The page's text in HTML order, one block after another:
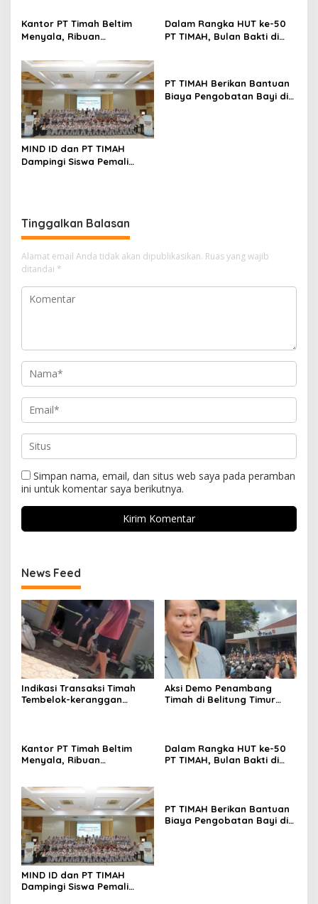
Diterbitkan
Kantor PT Timah Beltim
Menyala, Ribuan
Pemerintah Jangan Tutup
Mata
Dalam Rangka HUT ke-50
PT TIMAH, Bulan Bakti di
MIND ID dan PT TIMAH
Dampingi Siswa Pemali
PT TIMAH Berikan Bantuan
Biaya Pengobatan Bayi di
Tinggalkan Balasan
Alamat email Anda tidak akan dipublikasikan. Ruas yang wajib
ditandai *
Simpan nama, email, dan situs web saya pada peramban
ini untuk komentar saya berikutnya.
News Feed
Indikasi Transaksi Timah
Tembelok-keranggan
Aksi Demo Penambang
Timah di Belitung Timur
Diterbitkan
Kantor PT Timah Beltim
Menyala, Ribuan
Mata
Dalam Rangka HUT ke-50
PT TIMAH, Bulan Bakti di
MIND ID dan PT TIMAH
Dampingi Siswa Pemali
PT TIMAH Berikan Bantuan
Biaya Pengobatan Bayi di